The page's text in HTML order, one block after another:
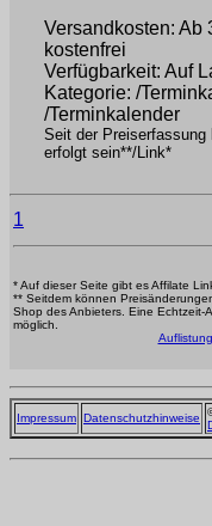
Versandkosten: Ab
kostenfrei
Verfügbarkeit: Auf
Kategorie: /
/Terminkalender
Seit der Preiserfassung
erfolgt sein**/Link*
1
* Auf dieser Seite gibt es Affilate
** Seitdem können
Shop des Anbieters. Eine Echtzeit-
möglich.
Impressum Datenschutzhinweise